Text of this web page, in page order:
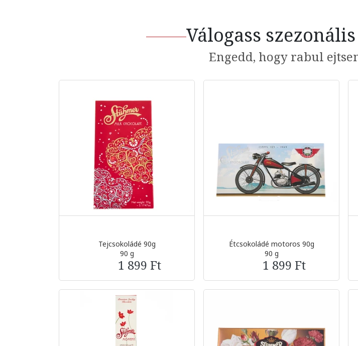
Válogass
Engedd, hogy rabul
Tejcsokoládé 90g
90 g
1 899 Ft
Étcsokoládé motoros 90g
90 g
1 899 Ft